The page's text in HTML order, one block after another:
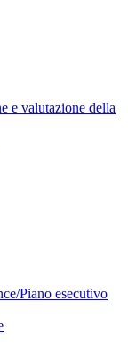
e valutazione della
Piano esecutivo